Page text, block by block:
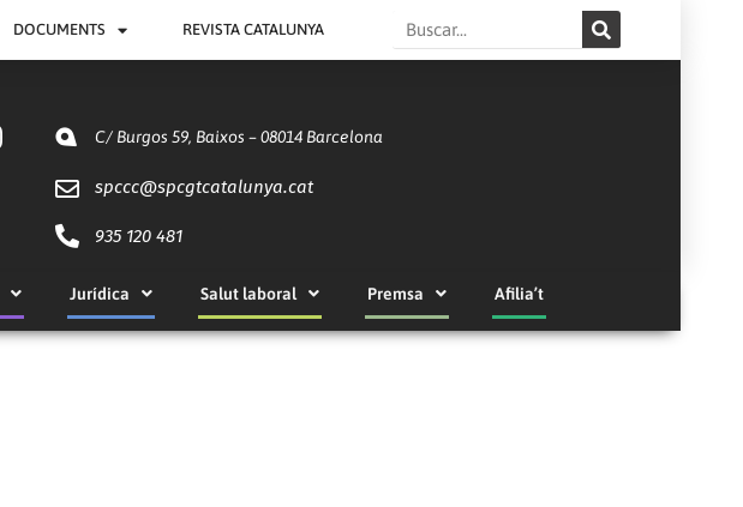
DOCUMENTS REVISTA CATALUNYA Search
C/ Burgos 59, Baixos – 08014 Barcelona
spccc@spcgtcatalunya.cat
935 120 481
Jurídica Salut laboral Premsa Afilia’t